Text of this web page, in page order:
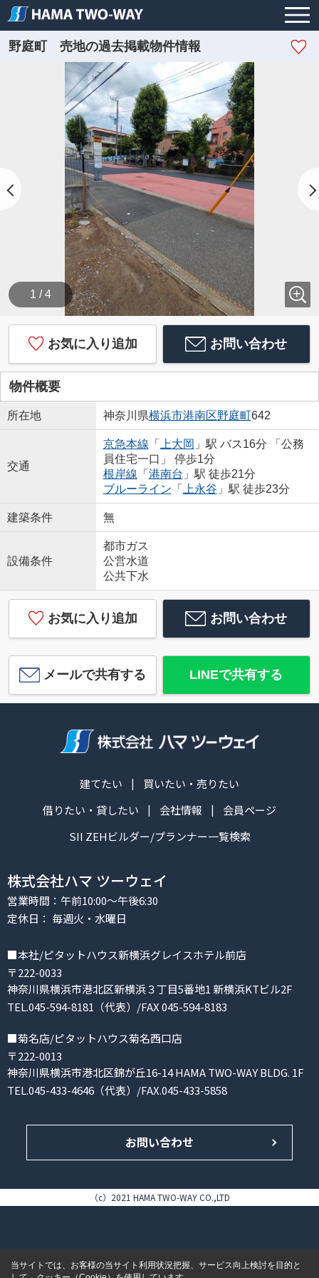
野庭町 売地の過去掲載物件情報
1 / 4
お気に入り追加 お問い合わせ
物件概要
所在地 神奈川県横浜市港南区野庭町642
交通
京急本線 「 上大岡 」駅 バス16分 「公務
員住宅一口」 停歩1分
根岸線 「 港南台 」駅 徒歩21分
ブルーライン 「 上永谷 」駅 徒歩23分
建築条件 無
設備条件
都市ガス
公営水道
公共下水
お気に入り追加 お問い合わせ
メールで共有する LINEで共有する
建てたい
買いたい・売りたい
借りたい・貸したい
会社情報
会員ページ
SII ZEHビルダー/プランナー一覧検索
株式会社ハマ ツーウェイ
営業時間：午前10:00～午後6:30
定休日： 毎週火・水曜日
■本社/ピタットハウス新横浜グレイスホテル前店
〒222-0033
神奈川県横浜市港北区新横浜３丁目5番地1 新横浜KTビル2F
TEL.045-594-8181（代表）/FAX 045-594-8183
■菊名店/ピタットハウス菊名西口店
〒222-0013
神奈川県横浜市港北区錦が丘16-14 HAMA TWO-WAY BLDG. 1F
TEL.045-433-4646（代表）/FAX.045-433-5858
お問い合わせ
（c）2021 HAMA TWO-WAY CO.,LTD
当サイトでは、お客様の当サイト利用状況把握、サービス向上検討を目的と